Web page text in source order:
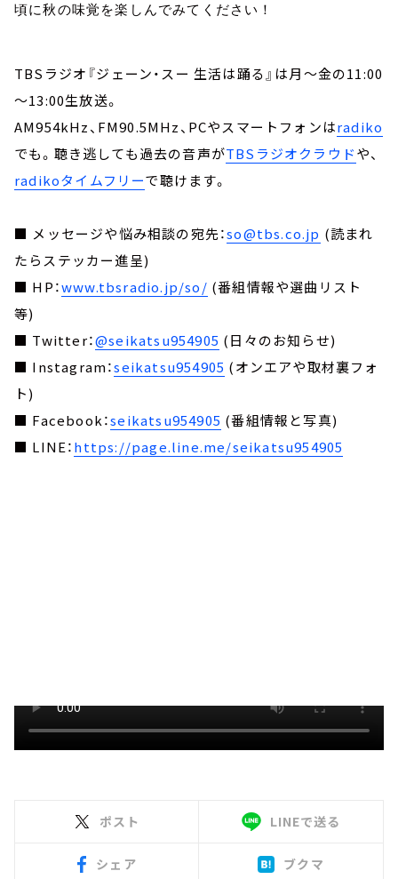
頃に秋の味覚を楽しんでみてください！
TBSラジオ『ジェーン・スー 生活は踊る』は月～金の11:00
～13:00生放送。
AM954kHz、FM90.5MHz、PCやスマートフォンはradiko
でも。聴き逃しても過去の音声がTBSラジオクラウドや、
radikoタイムフリーで聴けます。
■ メッセージや悩み相談の宛先：so@tbs.co.jp (読まれ
たらステッカー進呈)
■ HP：www.tbsradio.jp/so/ (番組情報や選曲リスト
等)
■ Twitter：@seikatsu954905 (日々のお知らせ)
■ Instagram：seikatsu954905 (オンエアや取材裏フォ
ト)
■ Facebook：seikatsu954905 (番組情報と写真)
■ LINE：https://page.line.me/seikatsu954905
ポスト LINEで送る
シェア ブクマ